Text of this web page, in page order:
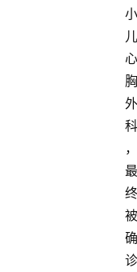
小
儿
心
胸
外
科
，
最
终
被
确
诊